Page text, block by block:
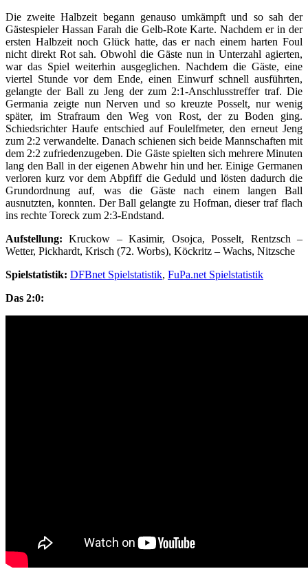
Die zweite Halbzeit begann genauso umkämpft und so sah der
Gästespieler Hassan Farah die Gelb-Rote Karte. Nachdem er in der
ersten Halbzeit noch Glück hatte, das er nach einem harten Foul
nicht direkt Rot sah. Obwohl die Gäste nun in Unterzahl agierten,
war das Spiel weiterhin ausgeglichen. Nachdem die Gäste, eine
viertel Stunde vor dem Ende, einen Einwurf schnell ausführten,
gelangte der Ball zu Jeng der zum 2:1-Anschlusstreffer traf. Die
Germania zeigte nun Nerven und so kreuzte Posselt, nur wenig
später, im Strafraum den Weg von Rost, der zu Boden ging.
Schiedsrichter Haufe entschied auf Foulelfmeter, den erneut Jeng
zum 2:2 verwandelte. Danach schienen sich beide Mannschaften mit
dem 2:2 zufriedenzugeben. Die Gäste spielten sich mehrere Minuten
lang den Ball in der eigenen Abwehr hin und her. Einige Germanen
verloren kurz vor dem Abpfiff die Geduld und lösten dadurch die
Grundordnung auf, was die Gäste nach einem langen Ball
ausnutzten, konnten. Der Ball gelangte zu Hofman, dieser traf flach
ins rechte Toreck zum 2:3-Endstand.
Aufstellung: Kruckow – Kasimir, Osojca, Posselt, Rentzsch –
Wetter, Pickhardt, Krisch (72. Worbs), Köckritz – Wachs, Nitzsche
Spielstatistik: DFBnet Spielstatistik, FuPa.net Spielstatistik
Das 2:0: